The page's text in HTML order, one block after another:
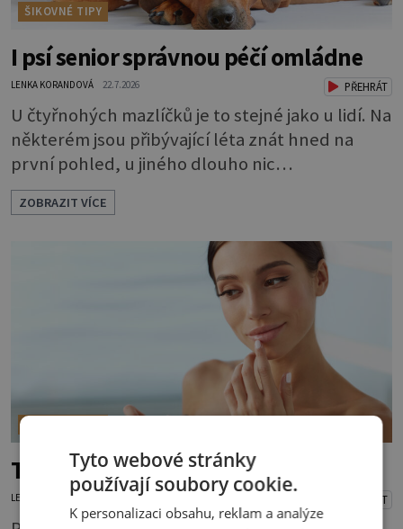
ŠIKOVNÉ TIPY
I psí senior správnou péčí omládne
LENKA KORANDOVÁ 22.7.2026 PŘEHRÁT
U čtyřnohých mazlíčků je to stejné jako u lidí. Na
některém jsou přibývající léta znát hned na
první pohled, u jiného dlouho nic
nezaznamenáte. Přesto byste si měli staršího
psa více všímat, aby vám neunikly důležité
signály, že něco není v pořádku. Včasná péče
mu může prodloužit i zkvalitnit život. Hůře
mohou mít v nepořádku zažívání.
ZOBRAZIT VÍCE
Tipy pro krásné rty
LENKA KORANDOVÁ 16.7.2026 PŘEHRÁT
Tyto webové stránky
používají soubory cookie.
K personalizaci obsahu, reklam a analýze